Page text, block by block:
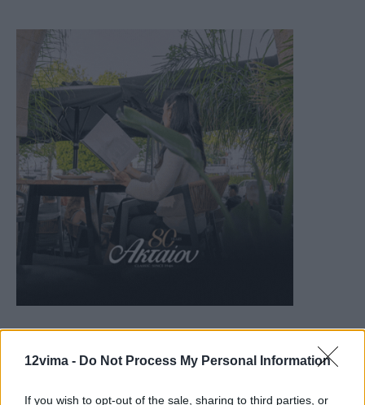
12vima - Do Not Process My Personal Information
If you wish to opt-out of the sale, sharing to third parties, or